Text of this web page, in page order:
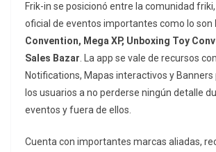
Frik-in se posicionó entre la comunidad
oficial de eventos importantes como lo son
Convention, Mega XP, Unboxing Toy
Sales Bazar . La app se vale de recursos
Notifications, Mapas interactivos y Banners
los usuarios a no perderse ningún detalle
eventos y fuera de ellos.
Cuenta con importantes marcas aliadas,